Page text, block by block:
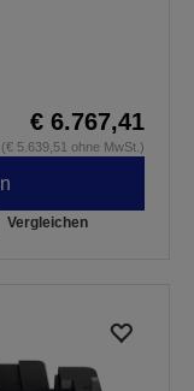
€ 6.767,41
5.639,51 ohne MwSt.)
Vergleichen